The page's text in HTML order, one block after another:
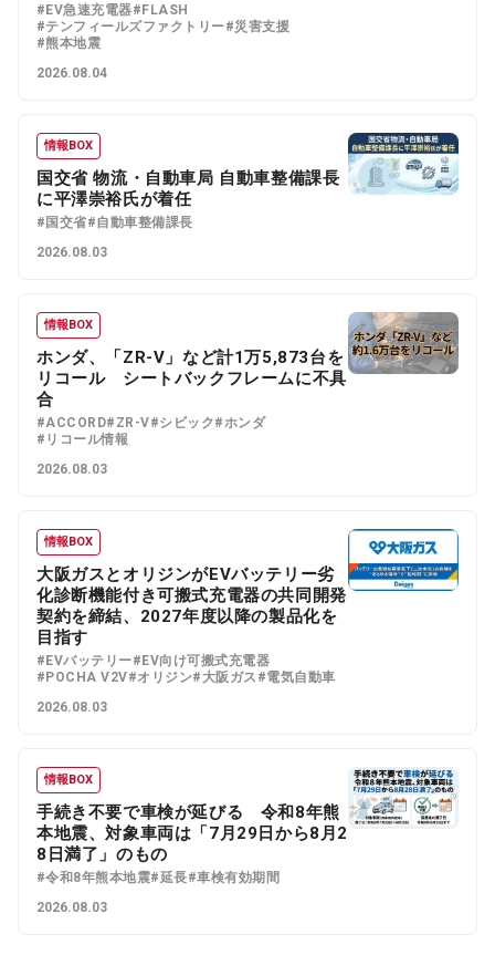
#EV急速充電器#FLASH
#テンフィールズファクトリー#災害支援
#熊本地震
2026.08.04
情報BOX
国交省 物流・自動車局 自動車整備課長
に平澤崇裕氏が着任
#国交省#自動車整備課長
2026.08.03
情報BOX
ホンダ、「ZR-V」など計1万5,873台を
リコール シートバックフレームに不具
合
#ACCORD#ZR-V#シビック#ホンダ
#リコール情報
2026.08.03
情報BOX
大阪ガスとオリジンがEVバッテリー劣
化診断機能付き可搬式充電器の共同開発
契約を締結、2027年度以降の製品化を
目指す
#EVバッテリー#EV向け可搬式充電器
#POCHA V2V#オリジン#大阪ガス #電気自動車
2026.08.03
情報BOX
手続き不要で車検が延びる 令和8年熊
本地震、対象車両は「7月29日から8月2
8日満了」のもの
#令和8年熊本地震#延長#車検有効期間
2026.08.03